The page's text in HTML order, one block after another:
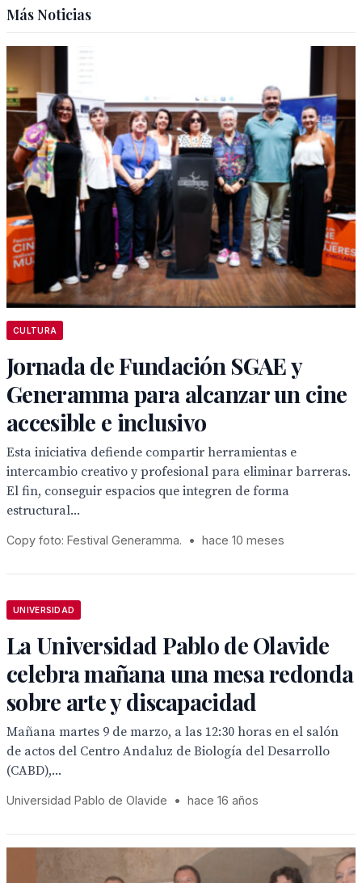
Más Noticias
CULTURA
Jornada de Fundación SGAE y
Generamma para alcanzar un cine
accesible e inclusivo
Esta iniciativa defiende compartir herramientas e
intercambio creativo y profesional para eliminar barreras.
El fin, conseguir espacios que integren de forma
estructural...
Copy foto: Festival Generamma. • hace 10 meses
UNIVERSIDAD
La Universidad Pablo de Olavide
celebra mañana una mesa redonda
sobre arte y discapacidad
Mañana martes 9 de marzo, a las 12:30 horas en el salón
de actos del Centro Andaluz de Biología del Desarrollo
(CABD),...
Universidad Pablo de Olavide • hace 16 años